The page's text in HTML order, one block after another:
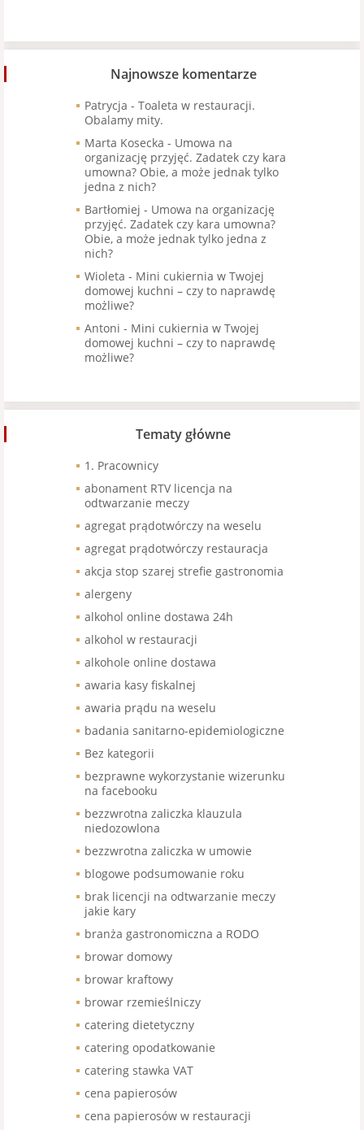
Najnowsze komentarze
Patrycja - Toaleta w restauracji.
Obalamy mity.
Marta Kosecka - Umowa na
organizację przyjęć. Zadatek czy kara
umowna? Obie, a może jednak tylko
jedna z nich?
Bartłomiej - Umowa na organizację
przyjęć. Zadatek czy kara umowna?
Obie, a może jednak tylko jedna z
nich?
Wioleta - Mini cukiernia w Twojej
domowej kuchni – czy to naprawdę
możliwe?
Antoni - Mini cukiernia w Twojej
domowej kuchni – czy to naprawdę
możliwe?
Tematy główne
1. Pracownicy
abonament RTV licencja na
odtwarzanie meczy
agregat prądotwórczy na weselu
agregat prądotwórczy restauracja
akcja stop szarej strefie gastronomia
alergeny
alkohol online dostawa 24h
alkohol w restauracji
alkohole online dostawa
awaria kasy fiskalnej
awaria prądu na weselu
badania sanitarno-epidemiologiczne
Bez kategorii
bezprawne wykorzystanie wizerunku
na facebooku
bezzwrotna zaliczka klauzula
niedozowlona
bezzwrotna zaliczka w umowie
blogowe podsumowanie roku
brak licencji na odtwarzanie meczy
jakie kary
branża gastronomiczna a RODO
browar domowy
browar kraftowy
browar rzemieślniczy
catering dietetyczny
catering opodatkowanie
catering stawka VAT
cena papierosów
cena papierosów w restauracji